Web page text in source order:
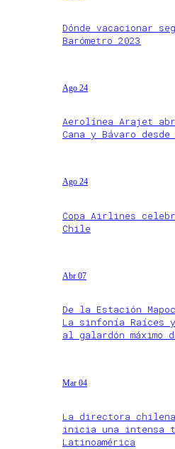
Dónde vacacionar
Barómetro 2023
Ago 24
Aerolínea Arajet
Cana y Bávaro
Ago 24
Copa Airlines
Chile
Abr 07
De la Estación
La sinfonía Raíces
al galardón máximo
Mar 04
La directora
inicia una intensa
Latinoamérica